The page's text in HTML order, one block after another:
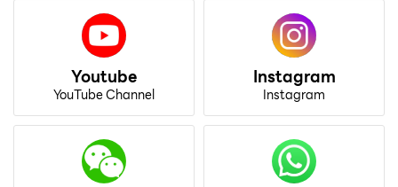
Youtube
YouTube Channel
Instagram
Instagram